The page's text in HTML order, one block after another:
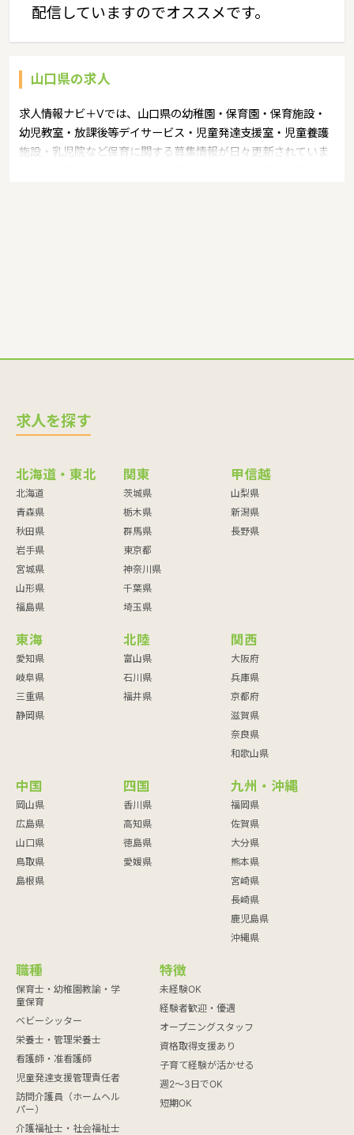
配信していますのでオススメです。
山口県の求人
求人情報ナビ＋Vでは、山口県の幼稚園・保育園・保育施設・
幼児教室・放課後等デイサービス・児童発達支援室・児童養護
施設・乳児院など保育に関する募集情報が日々更新されていま
求人を探す
北海道・東北
北海道
青森県
秋田県
岩手県
宮城県
山形県
福島県
関東
茨城県
栃木県
群馬県
東京都
神奈川県
千葉県
埼玉県
甲信越
山梨県
新潟県
長野県
東海
愛知県
岐阜県
三重県
静岡県
北陸
富山県
石川県
福井県
関西
大阪府
兵庫県
京都府
滋賀県
奈良県
和歌山県
中国
岡山県
広島県
山口県
鳥取県
島根県
四国
香川県
高知県
徳島県
愛媛県
九州・沖縄
福岡県
佐賀県
大分県
熊本県
宮崎県
長崎県
鹿児島県
沖縄県
職種
保育士・幼稚園教諭・学
童保育
ベビーシッター
栄養士・管理栄養士
看護師・准看護師
児童発達支援管理責任者
訪問介護員（ホームヘル
パー）
介護福祉士・社会福祉士
特徴
未経験OK
経験者歓迎・優遇
オープニングスタッフ
資格取得支援あり
子育て経験が活かせる
週2～3日でOK
短期OK